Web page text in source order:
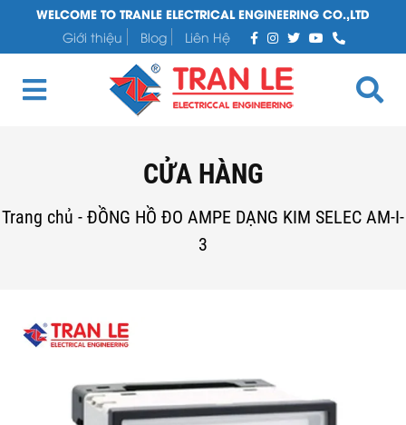
WELCOME TO TRANLE ELECTRICAL ENGINEERING CO.,LTD
Giới thiệu
Blog Liên Hệ
CỬA HÀNG
Trang chủ - ĐỒNG HỒ ĐO AMPE DẠNG KIM SELEC AM-I-
3